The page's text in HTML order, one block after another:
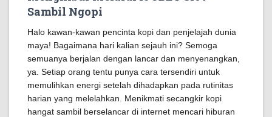
Sambil Ngopi
Halo kawan-kawan pencinta kopi dan penjelajah dunia
maya! Bagaimana hari kalian sejauh ini? Semoga
semuanya berjalan dengan lancar dan menyenangkan,
ya. Setiap orang tentu punya cara tersendiri untuk
memulihkan energi setelah dihadapkan pada rutinitas
harian yang melelahkan. Menikmati secangkir kopi
hangat sambil berselancar di internet mencari hiburan